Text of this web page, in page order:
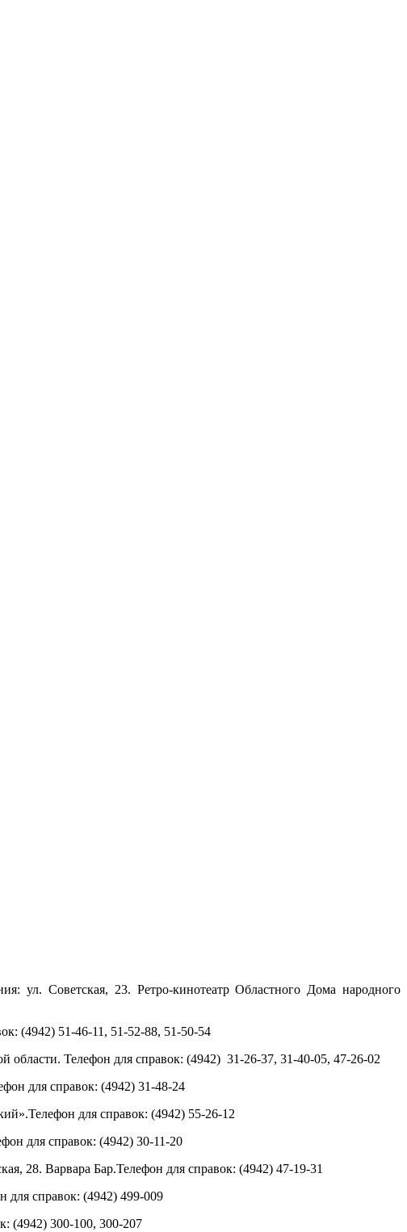
ул. Советская, 23. Ретро-кинотеатр Областного Дома народного
(4942) 51-46-11, 51-52-88, 51-50-54
области. Телефон для справок: (4942) 31-26-37, 31-40-05, 47-26-02
для справок: (4942) 31-48-24
.Телефон для справок: (4942) 55-26-12
для справок: (4942) 30-11-20
28. Варвара Бар.Телефон для справок: (4942) 47-19-31
для справок: (4942) 499-009
(4942) 300-100, 300-207